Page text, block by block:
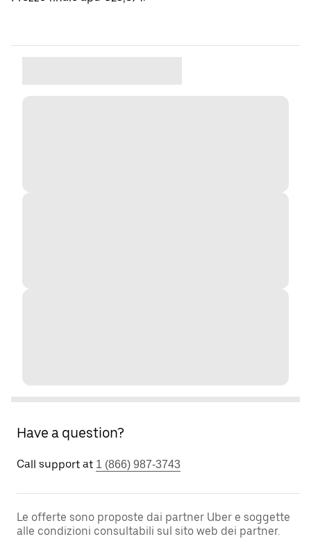
Have a question?
Call support at 1 (866) 987-3743
Le offerte sono proposte dai partner Uber e soggette
alle condizioni consultabili sul sito web dei partner.